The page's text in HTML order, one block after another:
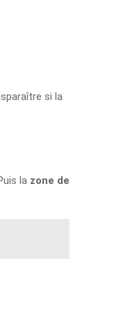
si la
la zone de